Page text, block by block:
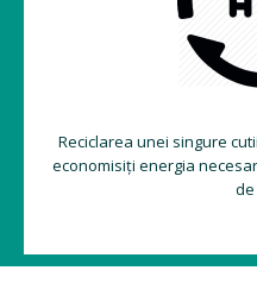
Reciclarea unei singure
economisiți energia
de